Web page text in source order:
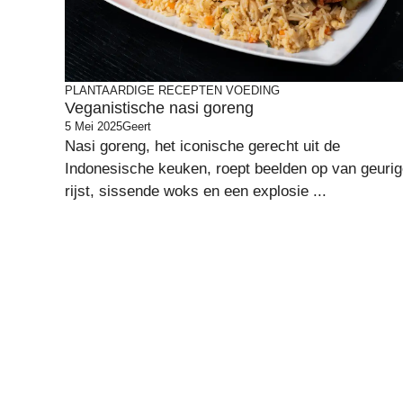
PLANTAARDIGE RECEPTEN VOEDING
Veganistische nasi goreng
5 Mei 2025Geert
Nasi goreng, het iconische gerecht uit de
Indonesische keuken, roept beelden op van
rijst, sissende woks en een explosie ...